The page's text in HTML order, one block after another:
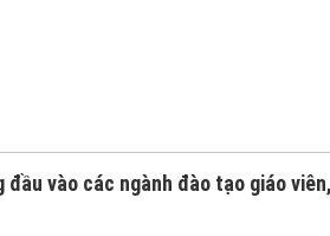
vào các ngành đào tạo giáo